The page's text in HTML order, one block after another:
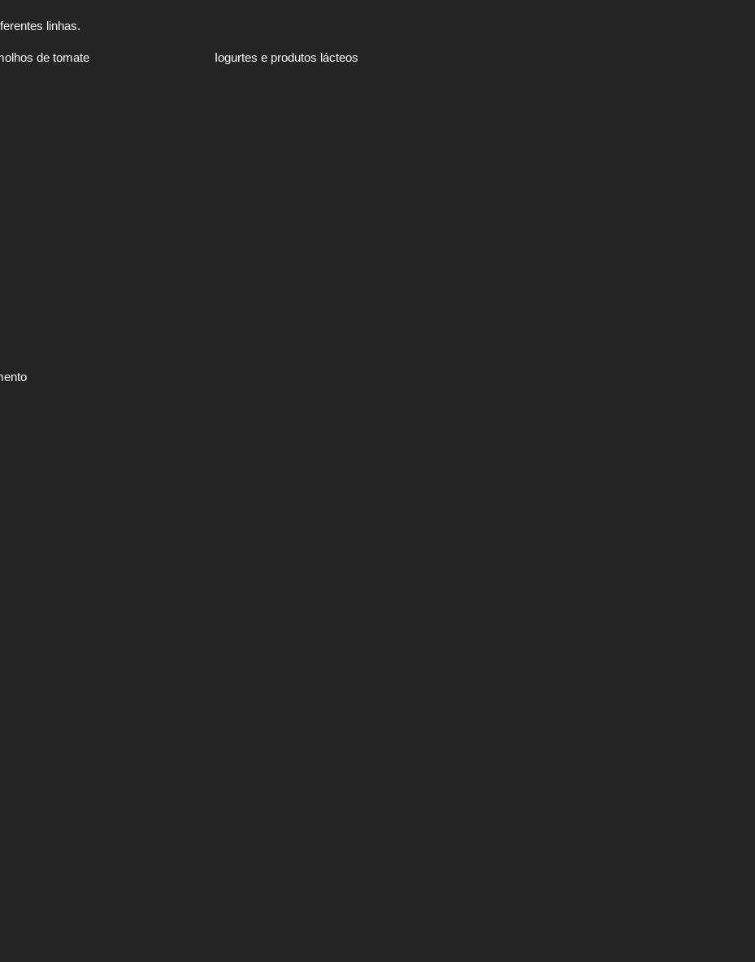
linhas.
de tomate Iogurtes e produtos lácteos